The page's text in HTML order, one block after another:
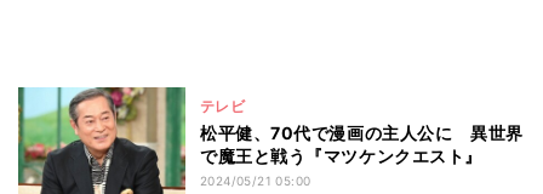
テレビ
松平健、70代で漫画の主人公に 異世界
で魔王と戦う『マツケンクエスト』
2024/05/21 05:00